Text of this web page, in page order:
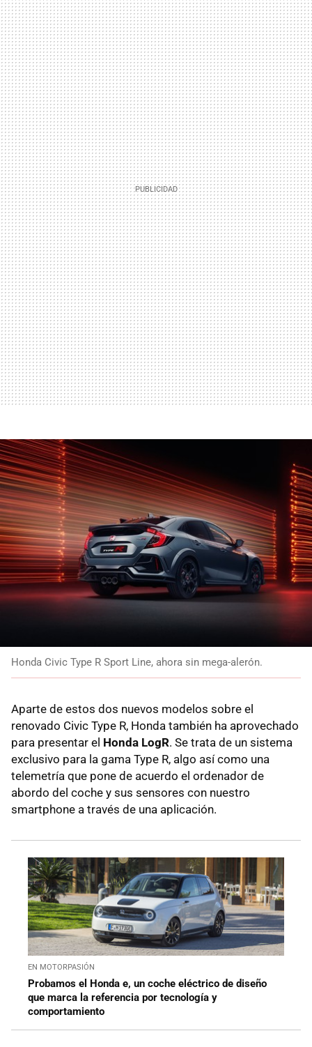
Honda Civic Type R Sport Line, ahora sin mega-alerón.
Aparte de estos dos nuevos modelos sobre el
renovado Civic Type R, Honda también ha aprovechado
para presentar el Honda LogR. Se trata de un sistema
exclusivo para la gama Type R, algo así como una
telemetría que pone de acuerdo el ordenador de
abordo del coche y sus sensores con nuestro
smartphone a través de una aplicación.
EN MOTORPASIÓN
Probamos el Honda e, un coche eléctrico de diseño
que marca la referencia por tecnología y
comportamiento